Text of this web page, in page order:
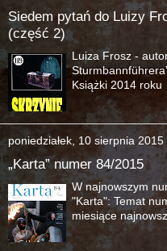
Siedem pytań do Luizy
(część 2)
Luiza Frosz -
Książki 2014
poniedziałek, 10 sierpnia 2015
„Karta” numer 84/2015
W najnowszym
"Karta": Temat
miesiące